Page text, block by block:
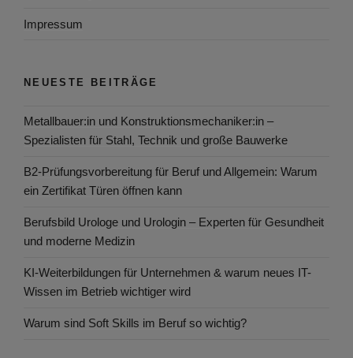
Impressum
NEUESTE BEITRÄGE
Metallbauer:in und Konstruktionsmechaniker:in –
Spezialisten für Stahl, Technik und große Bauwerke
B2-Prüfungsvorbereitung für Beruf und Allgemein: Warum
ein Zertifikat Türen öffnen kann
Berufsbild Urologe und Urologin – Experten für Gesundheit
und moderne Medizin
KI-Weiterbildungen für Unternehmen & warum neues IT-
Wissen im Betrieb wichtiger wird
Warum sind Soft Skills im Beruf so wichtig?